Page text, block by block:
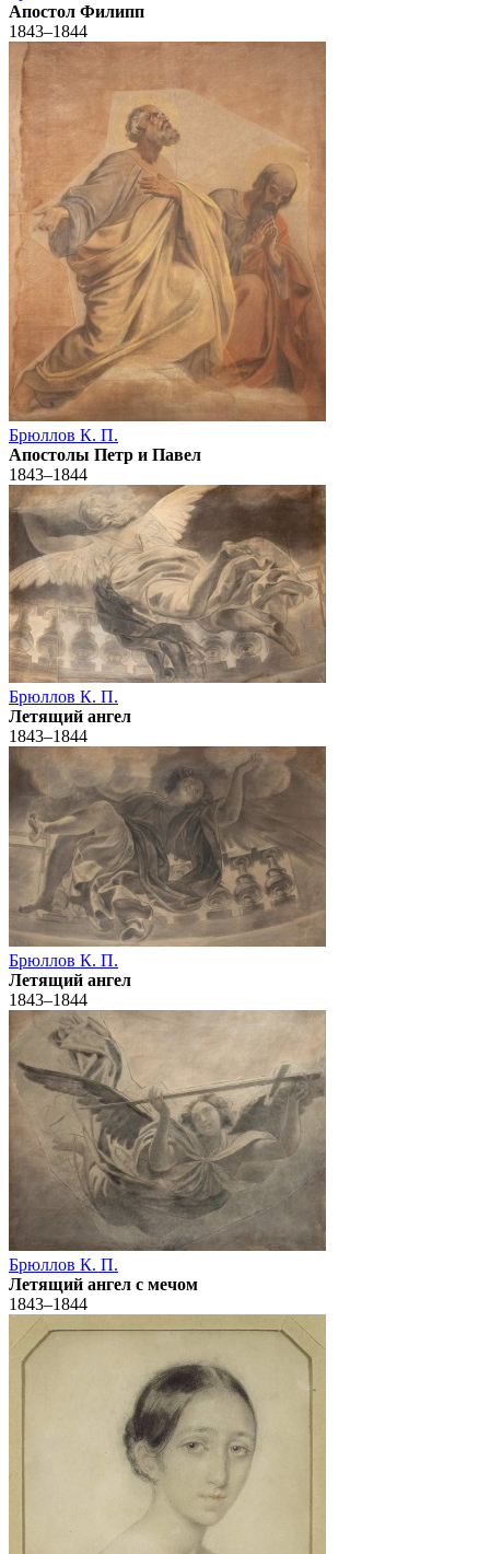
Апостол Филипп
1843–1844
Брюллов К. П.
Апостолы Петр и Павел
1843–1844
Брюллов К. П.
Летящий ангел
1843–1844
Брюллов К. П.
Летящий ангел
1843–1844
Брюллов К. П.
Летящий ангел с мечом
1843–1844